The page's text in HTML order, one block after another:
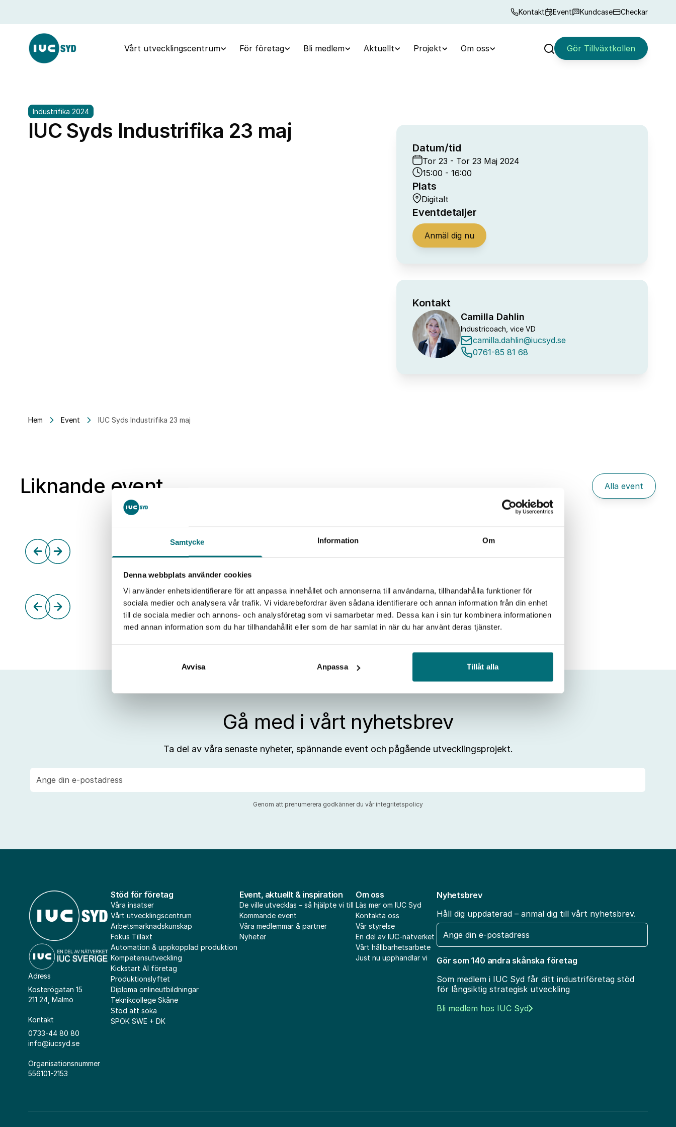
Samtycke Information Om
Denna webbplats använder cookies
Vi använder enhetsidentifierare för att anpassa innehållet och annonserna till användarna, tillhandahålla funktioner för
sociala medier och analysera vår trafik. Vi vidarebefordrar även sådana identifierare och annan information från din enhet
till de sociala medier och annons- och analysföretag som vi samarbetar med. Dessa kan i sin tur kombinera informationen
med annan information som du har tillhandahållit eller som de har samlat in när du har använt deras tjänster.
Avvisa Anpassa Tillåt alla
Kontakt Event Kundcase Checkar
Vårt utvecklingscentrum För företag Bli medlem Aktuellt Projekt Om oss Sök Gör Tillväxtkollen
Industrifika 2024
IUC Syds Industrifika 23 maj
Datum/tid
Tor 23 - Tor 23 Maj 2024
15:00 - 16:00
Plats
Digitalt
Eventdetaljer
Anmäl dig nu
Kontakt
Camilla Dahlin
Industricoach, vice VD
camilla.dahlin@iucsyd.se
0761-85 81 68
Hem Event IUC Syds Industrifika 23 maj
Liknande event Alla event
Gå med i vårt nyhetsbrev
Ta del av våra senaste nyheter, spännande event och pågående utvecklingsprojekt.
post
Genom att prenumerera godkänner du vår integritetspolicy
Adress
Kosterögatan 15
211 24, Malmö
Kontakt
0733-44 80 80
info@iucsyd.se
Organisationsnummer
556101-2153
Stöd för företag
Våra insatser
Vårt utvecklingscentrum
Arbetsmarknadskunskap
Fokus Tilläxt
Automation & uppkopplad produktion
Kompetensutveckling
Kickstart AI företag
Produktionslyftet
Diploma onlineutbildningar
Teknikcollege Skåne
Stöd att söka
SPOK SWE + DK
Event, aktuellt & inspiration
De ville utvecklas – så hjälpte vi till
Kommande event
Våra medlemmar & partner
Nyheter
Om oss
Läs mer om IUC Syd
Kontakta oss
Vår styrelse
En del av IUC-nätverket
Vårt hållbarhetsarbete
Just nu upphandlar vi
Nyhetsbrev
Håll dig uppdaterad – anmäl dig till vårt nyhetsbrev.
E-
post
Gör som 140 andra skånska företag
Som medlem i IUC Syd får ditt industriföretag stöd
för långsiktig strategisk utveckling
Bli medlem hos IUC Syd